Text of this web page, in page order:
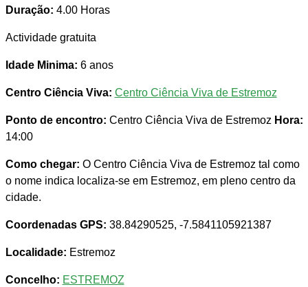
Duração: 4.00 Horas
Actividade gratuita
Idade Minima: 6 anos
Centro Ciência Viva: Centro Ciência Viva de Estremoz
Ponto de encontro: Centro Ciência Viva de Estremoz Hora:
14:00
Como chegar: O Centro Ciência Viva de Estremoz tal como
o nome indica localiza-se em Estremoz, em pleno centro da
cidade.
Coordenadas GPS: 38.84290525, -7.5841105921387
Localidade: Estremoz
Concelho: ESTREMOZ